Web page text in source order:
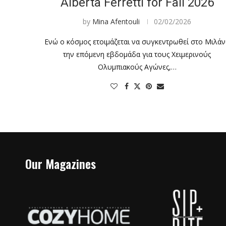
by Mina Afentouli 02/02/2026
Ενώ ο κόσμος ετοιμάζεται να συγκεντρωθεί στο
την επόμενη εβδομάδα για τους Χειμερινούς
Ολυμπιακούς Αγώνες,…
Our Magazines